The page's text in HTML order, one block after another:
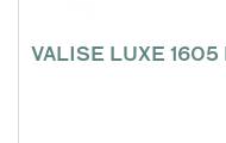
VALISE LUXE 1605